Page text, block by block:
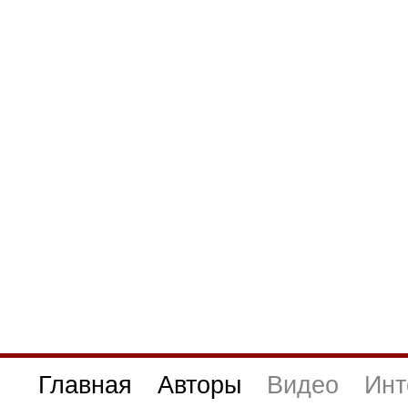
Главная Авторы Видео